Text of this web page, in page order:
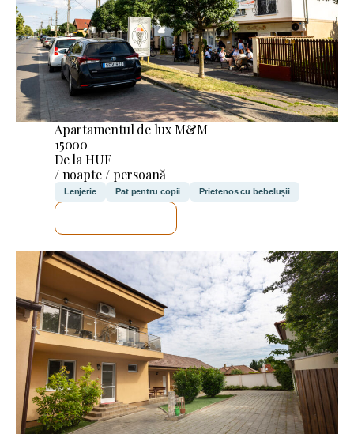
Apartamentul de lux M&M
15000
De la HUF
/ noapte / persoană
Lenjerie Pat pentru copii Prietenos cu bebelușii